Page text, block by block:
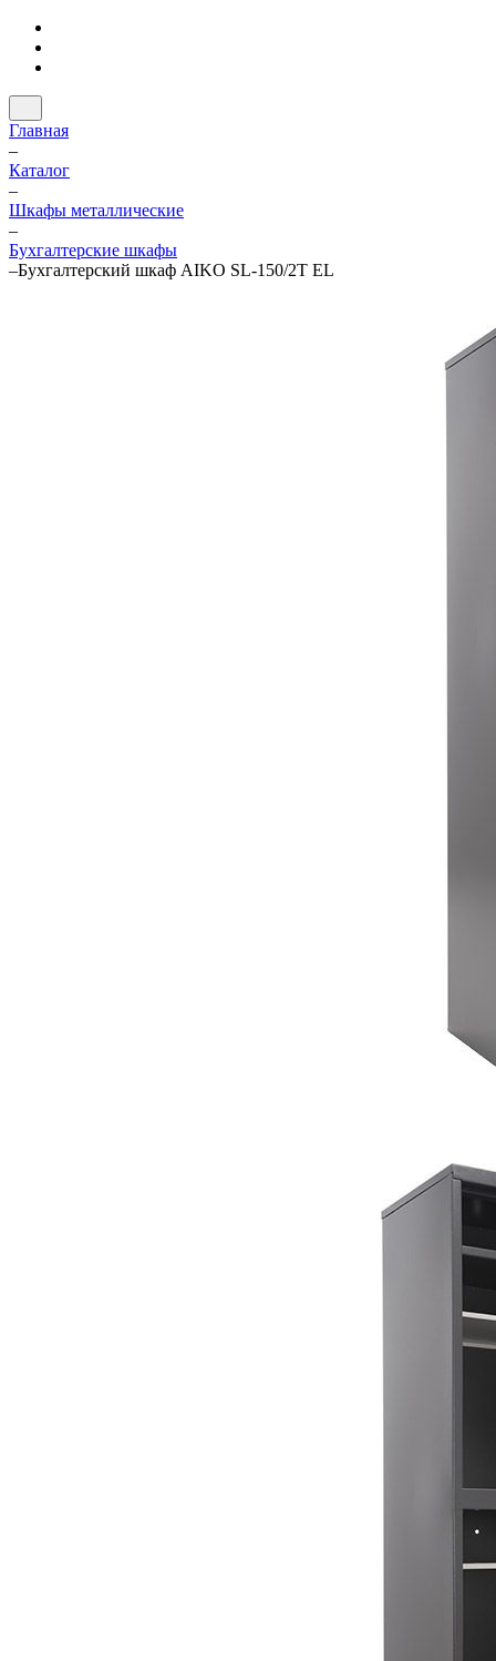
Главная
–
Каталог
–
Шкафы металлические
–
Бухгалтерские шкафы
–Бухгалтерский шкаф AIKO SL-150/2Т EL